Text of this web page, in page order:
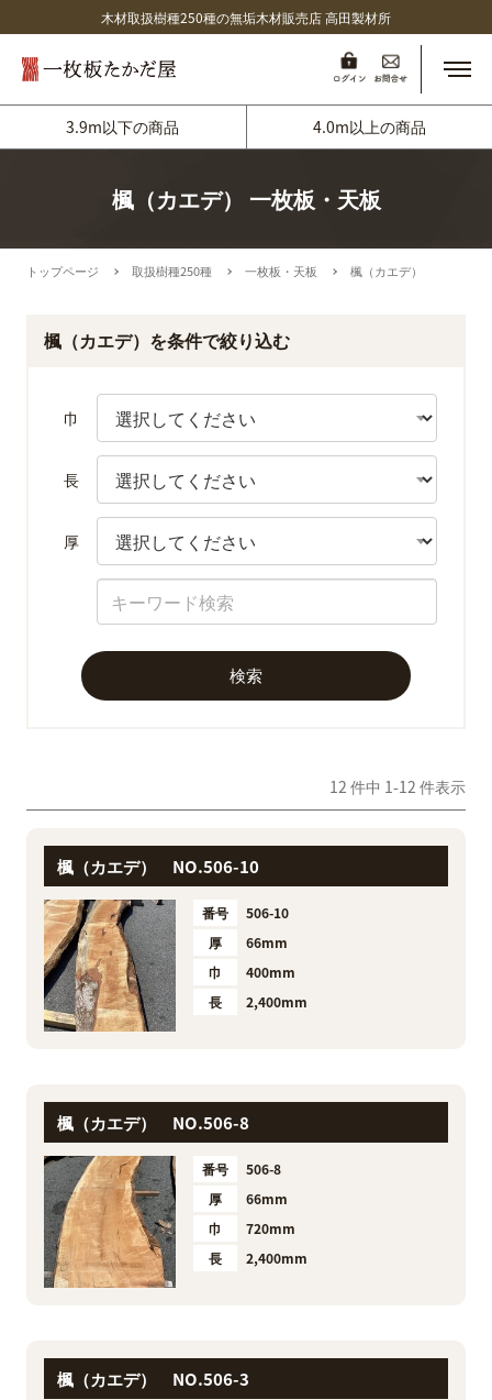
木材取扱樹種250種の無垢木材販売店 高田製材所
メニ
3.9m以下の商品 4.0m以上の商品
楓（カエデ） 一枚板・天板
トップページ 取扱樹種250種 一枚板・天板 楓（カエデ）
楓（カエデ）を条件で絞り込む
巾
長
厚
12 件中 1-12 件表示
楓（カエデ） NO.506-10
番号
506-10
厚
66mm
巾
400mm
長
2,400mm
楓（カエデ） NO.506-8
番号
506-8
厚
66mm
巾
720mm
長
2,400mm
楓（カエデ） NO.506-3